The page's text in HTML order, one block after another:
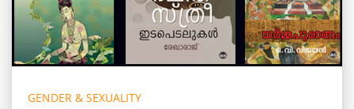
GENDER & SEXUALITY